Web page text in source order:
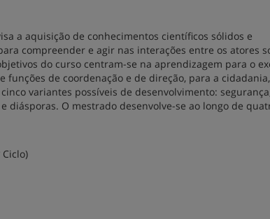
a aquisição de conhecimentos científicos sólidos e
compreender e agir nas interações entre os atores
do curso centram-se na aprendizagem para o
de coordenação e de direção, para a
variantes possíveis de desenvolvimento:
diásporas. O mestrado desenvolve-se ao longo de
Ciclo)